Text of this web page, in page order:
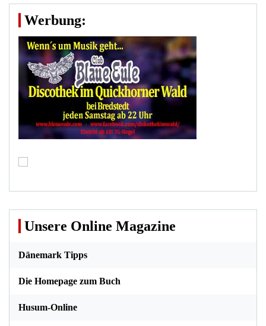
Werbung:
Unsere Online Magazine
Dänemark Tipps
Die Homepage zum Buch
Husum-Online